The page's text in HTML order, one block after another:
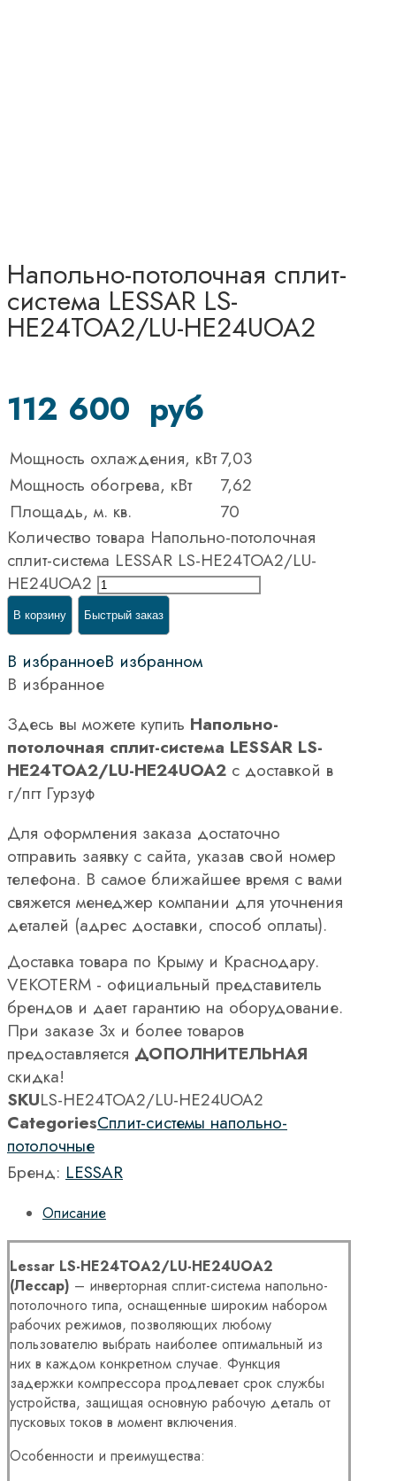
Напольно-потолочная сплит-
система LESSAR LS-
HE24TOA2/LU-HE24UOA2
112 600 руб
Мощность охлаждения, кВт7,03
Мощность обогрева, кВт
7,62
Площадь, м. кв.
70
Количество товара Напольно-потолочная
сплит-система LESSAR LS-HE24TOA2/LU-
HE24UOA2
В корзину Быстрый заказ
В избранноеВ избранном
В избранное
Здесь вы можете купить Напольно-
потолочная сплит-система LESSAR LS-
HE24TOA2/LU-HE24UOA2 с доставкой в
г/пгт Гурзуф
Для оформления заказа достаточно
отправить заявку с сайта, указав свой номер
телефона. В самое ближайшее время с вами
свяжется менеджер компании для уточнения
деталей (адрес доставки, способ оплаты).
Доставка товара по Крыму и Краснодару.
VEKOTERM - официальный представитель
брендов и дает гарантию на оборудование.
При заказе 3х и более товаров
предоставляется ДОПОЛНИТЕЛЬНАЯ
скидка!
SKULS-HE24TOA2/LU-HE24UOA2
CategoriesСплит-системы напольно-
потолочные
Бренд: LESSAR
Описание
Lessar LS-HE24TOA2/LU-HE24UOA2
(Лессар) – инверторная сплит-система напольно-
потолочного типа, оснащенные широким набором
рабочих режимов, позволяющих любому
пользователю выбрать наиболее оптимальный из
них в каждом конкретном случае. Функция
задержки компрессора продлевает срок службы
устройства, защищая основную рабочую деталь от
пусковых токов в момент включения.
Особенности и преимущества: